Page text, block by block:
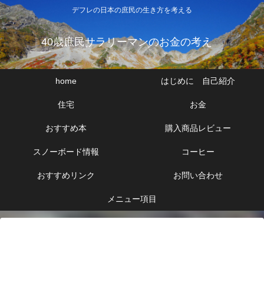
デフレの日本の庶民の生き方を考える
40歳庶民サラリーマンのお金の考え
home はじめに 自己紹介
住宅 お金
おすすめ本 購入商品レビュー
スノーボード情報 コーヒー
おすすめリンク お問い合わせ
メニュー項目